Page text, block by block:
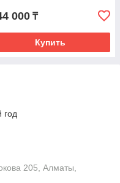
000 ₸
Купить
год
205, Алматы,